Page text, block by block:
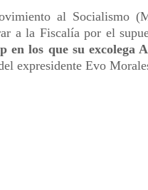
al Socialismo
a la Fiscalía por el
en los que su
expresidente Evo